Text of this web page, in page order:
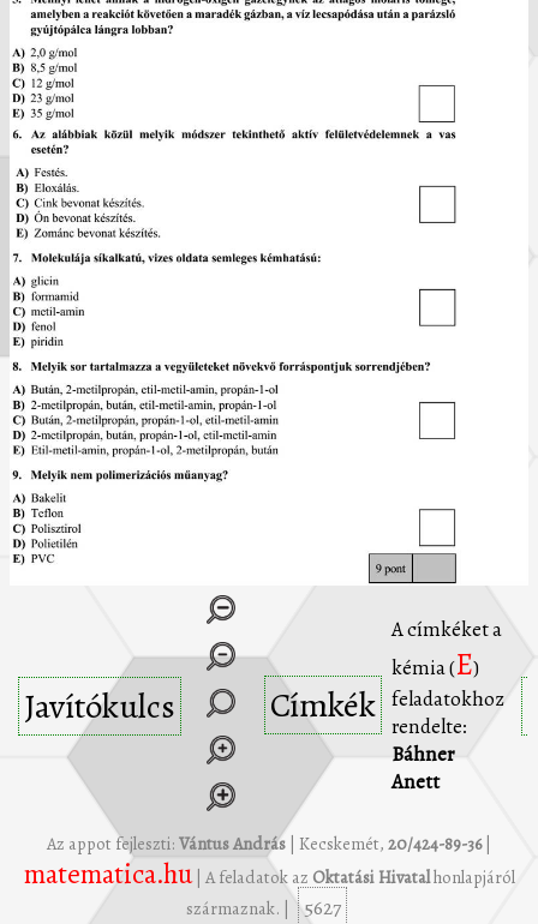
Javítókulcs Címkék
A címkéket a
kémia (E)
feladatokhoz
rendelte:
Báhner
Anett
Az appot fejleszti: Vántus András | Kecskemét, 20/424-89-36|
matematica.hu| A feladatok az Oktatási Hivatalhonlapjáról
származnak. |
5627